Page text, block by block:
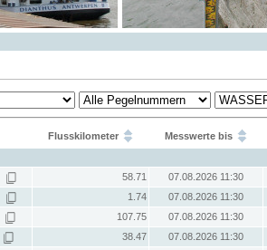
Flusskilometer Messwerte bis
58.71
07.08.2026 11:30
1.74
07.08.2026 11:30
107.75
07.08.2026 11:30
38.47
07.08.2026 11:30